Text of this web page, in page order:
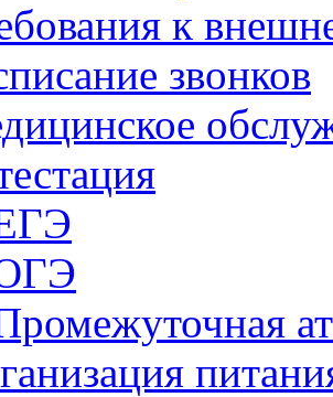
к
звонков